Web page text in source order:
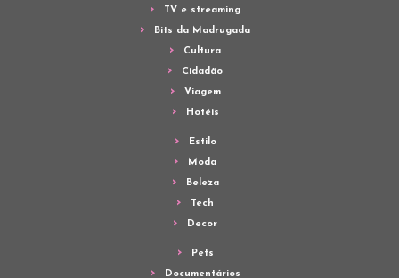
TV e streaming
Bits da Madrugada
Cultura
Cidadão
Viagem
Hotéis
Estilo
Moda
Beleza
Tech
Decor
Pets
Documentários